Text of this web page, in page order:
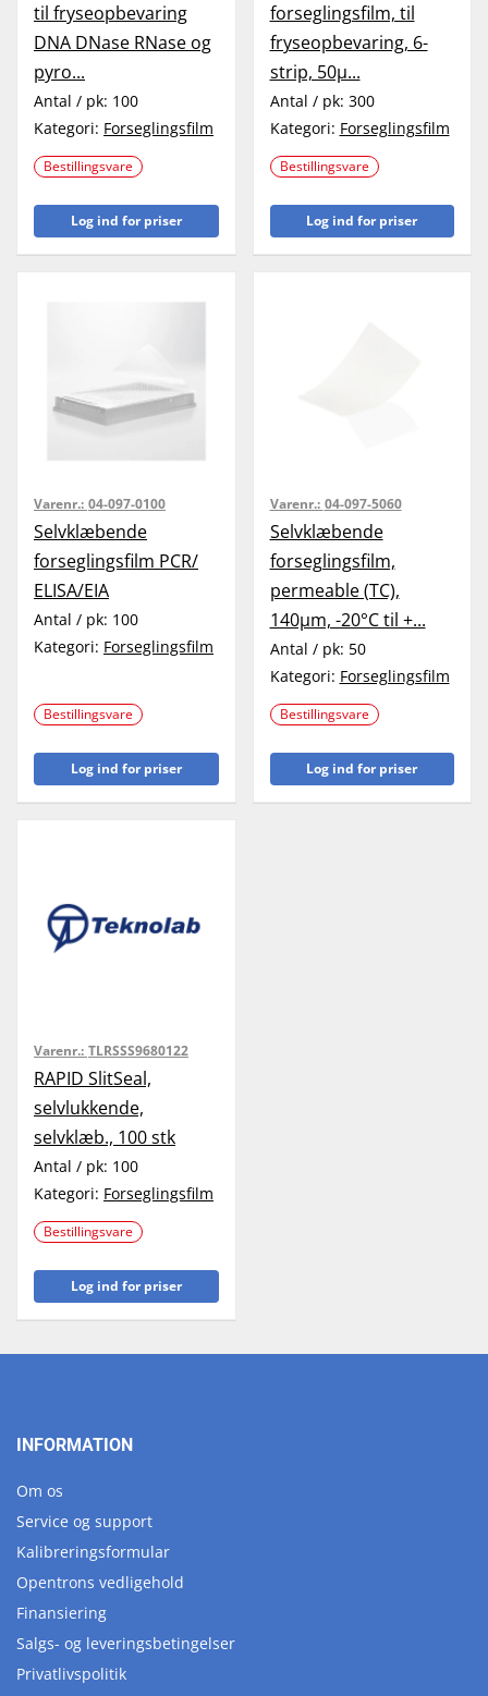
til fryseopbevaring
DNA DNase RNase og
pyro...
Antal / pk: 100
Kategori: Forseglingsfilm
Bestillingsvare
Log ind for priser
forseglingsfilm, til
fryseopbevaring, 6-
strip, 50µ...
Antal / pk: 300
Kategori: Forseglingsfilm
Bestillingsvare
Log ind for priser
Varenr.: 04-097-0100
Selvklæbende
forseglingsfilm PCR/
ELISA/EIA
Antal / pk: 100
Kategori: Forseglingsfilm
Bestillingsvare
Log ind for priser
Varenr.: 04-097-5060
Selvklæbende
forseglingsfilm,
permeable (TC),
140µm, -20°C til +...
Antal / pk: 50
Kategori: Forseglingsfilm
Bestillingsvare
Log ind for priser
Varenr.: TLRSSS9680122
RAPID SlitSeal,
selvlukkende,
selvklæb., 100 stk
Antal / pk: 100
Kategori: Forseglingsfilm
Bestillingsvare
Log ind for priser
INFORMATION
Om os
Service og support
Kalibreringsformular
Opentrons vedligehold
Finansiering
Salgs- og leveringsbetingelser
Privatlivspolitik